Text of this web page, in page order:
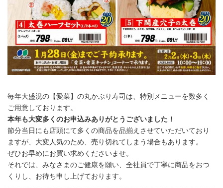
毎年大盛況の【愛菜】の丸かぶり寿司は、特別メニューを数多く
ご用意しております。
本年も大変多くのお申込みありがとうございました！
節分当日にも店頭にて多くの商品を品揃えさせていただいており
ますが、大変人気のため、売り切れてしまう場合もあります。
ぜひお早めにお買い求めくださいませ。
それでは、みなさまのご健康を願い、全社員で丁寧に商品をおつ
くりし、お待ち申し上げております。